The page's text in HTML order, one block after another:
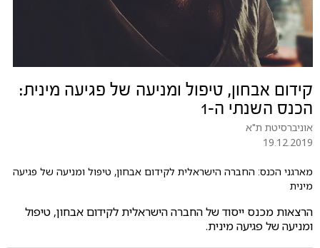
קידום אבחון, טיפול ומניעה של פגיעה מינית:
הכנס השנתי ה-1
אוניברסיטת ת"א
19.12.2019
מארגני הכנס: החברה הישראלית לקידום אבחון, טיפול ומניעה של פגיעה
מינית
הרצאות מכנס ייסוד של החברה הישראלית לקידום אבחון, טיפול
ומניעה של פגיעה מינית.